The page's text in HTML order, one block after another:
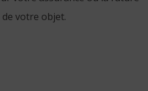
votre objet.